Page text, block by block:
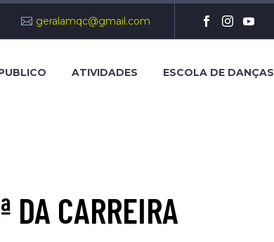
geralamqc@gmail.com
ATIVIDADES ESCOLA DE DANÇAS
DA CARREIRA